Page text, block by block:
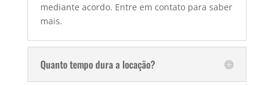
mediante acordo. Entre em contato para saber
mais.
Quanto tempo dura a locação?